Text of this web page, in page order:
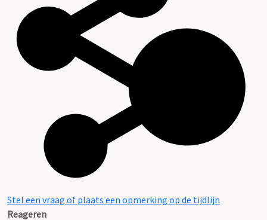
Stel een vraag of plaats een opmerking op de tijdlijn
Reageren